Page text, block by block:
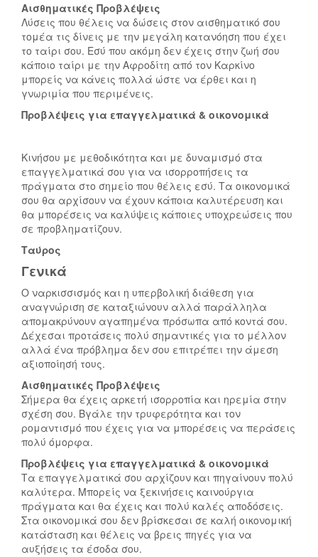
Αισθηματικές Προβλέψεις
Λύσεις που θέλεις να δώσεις στον αισθηματικό σου
τομέα τις δίνεις με την μεγάλη κατανόηση που έχει
το ταίρι σου. Εσύ που ακόμη δεν έχεις στην ζωή σου
κάποιο ταίρι με την Αφροδίτη από τον Καρκίνο
μπορείς να κάνεις πολλά ώστε να έρθει και η
γνωριμία που περιμένεις.
Προβλέψεις για επαγγελματικά & οικονομικά
Κινήσου με μεθοδικότητα και με δυναμισμό στα
επαγγελματικά σου για να ισορροπήσεις τα
πράγματα στο σημείο που θέλεις εσύ. Τα οικονομικά
σου θα αρχίσουν να έχουν κάποια καλυτέρευση και
θα μπορέσεις να καλύψεις κάποιες υποχρεώσεις που
σε προβληματίζουν.
Ταύρος
Γενικά
Ο ναρκισσισμός και η υπερβολική διάθεση για
αναγνώριση σε καταξιώνουν αλλά παράλληλα
απομακρύνουν αγαπημένα πρόσωπα από κοντά σου.
Δέχεσαι προτάσεις πολύ σημαντικές για το μέλλον
αλλά ένα πρόβλημα δεν σου επιτρέπει την άμεση
αξιοποίησή τους.
Αισθηματικές Προβλέψεις
Σήμερα θα έχεις αρκετή ισορροπία και ηρεμία στην
σχέση σου. Βγάλε την τρυφερότητα και τον
ρομαντισμό που έχεις για να μπορέσεις να περάσεις
πολύ όμορφα.
Προβλέψεις για επαγγελματικά & οικονομικά
Τα επαγγελματικά σου αρχίζουν και πηγαίνουν πολύ
καλύτερα. Μπορείς να ξεκινήσεις καινούργια
πράγματα και θα έχεις και πολύ καλές αποδόσεις.
Στα οικονομικά σου δεν βρίσκεσαι σε καλή οικονομική
κατάσταση και θέλεις να βρεις πηγές για να
αυξήσεις τα έσοδα σου.